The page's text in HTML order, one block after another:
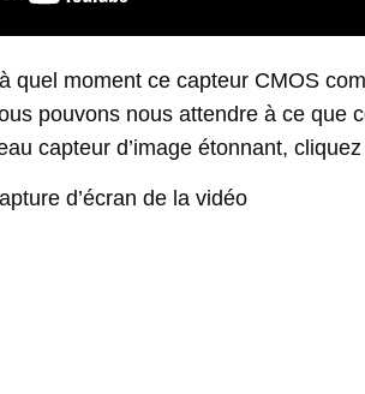
quel moment ce capteur CMOS
pouvons nous attendre à ce que
capteur d’image étonnant, cliquez
d’écran de la vidéo